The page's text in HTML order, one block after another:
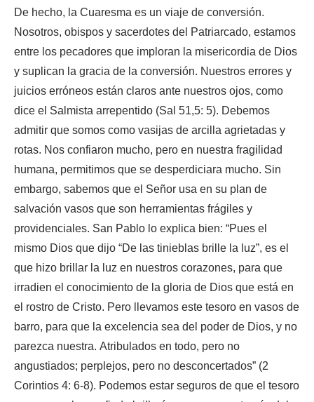
De hecho, la Cuaresma es un viaje de conversión.
Nosotros, obispos y sacerdotes del Patriarcado, estamos
entre los pecadores que imploran la misericordia de Dios
y suplican la gracia de la conversión. Nuestros errores y
juicios erróneos están claros ante nuestros ojos, como
dice el Salmista arrepentido (Sal 51,5: 5). Debemos
admitir que somos como vasijas de arcilla agrietadas y
rotas. Nos confiaron mucho, pero en nuestra fragilidad
humana, permitimos que se desperdiciara mucho. Sin
embargo, sabemos que el Señor usa en su plan de
salvación vasos que son herramientas frágiles y
providenciales. San Pablo lo explica bien: “Pues el
mismo Dios que dijo “De las tinieblas brille la luz”, es el
que hizo brillar la luz en nuestros corazones, para que
irradien el conocimiento de la gloria de Dios que está en
el rostro de Cristo. Pero llevamos este tesoro en vasos de
barro, para que la excelencia sea del poder de Dios, y no
parezca nuestra. Atribulados en todo, pero no
angustiados; perplejos, pero no desconcertados” (2
Corintios 4: 6-8). Podemos estar seguros de que el tesoro